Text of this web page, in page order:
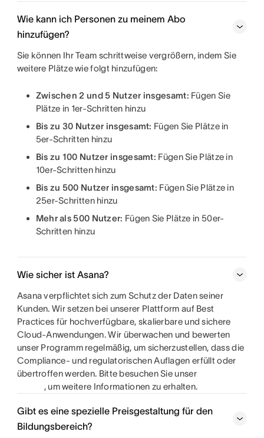
Wie kann ich Personen zu meinem Abo
hinzufügen?
Sie können Ihr Team schrittweise vergrößern, indem Sie
weitere Plätze wie folgt hinzufügen:
Zwischen 2 und 5 Nutzer insgesamt: Fügen Sie
Plätze in 1er-Schritten hinzu
Bis zu 30 Nutzer insgesamt: Fügen Sie Plätze in
5er-Schritten hinzu
Bis zu 100 Nutzer insgesamt: Fügen Sie Plätze in
10er-Schritten hinzu
Bis zu 500 Nutzer insgesamt: Fügen Sie Plätze in
25er-Schritten hinzu
Mehr als 500 Nutzer: Fügen Sie Plätze in 50er-
Schritten hinzu
Wie sicher ist Asana?
Asana verpflichtet sich zum Schutz der Daten seiner
Kunden. Wir setzen bei unserer Plattform auf Best
Practices für hochverfügbare, skalierbare und sichere
Cloud-Anwendungen. Wir überwachen und bewerten
unser Programm regelmäßig, um sicherzustellen, dass die
Compliance- und regulatorischen Auflagen erfüllt oder
übertroffen werden. Bitte besuchen Sie unser
, um weitere Informationen zu erhalten.
Gibt es eine spezielle Preisgestaltung für den
Bildungsbereich?